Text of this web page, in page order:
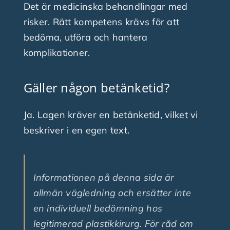
Det är medicinska behandlingar med
risker. Rätt kompetens krävs för att
bedöma, utföra och hantera
komplikationer.
Gäller någon betänketid?
Ja. Lagen kräver en betänketid, vilket vi
beskriver i en egen text.
Informationen på denna sida är
allmän vägledning och ersätter inte
en individuell bedömning hos
legitimerad plastikkirurg. För råd om